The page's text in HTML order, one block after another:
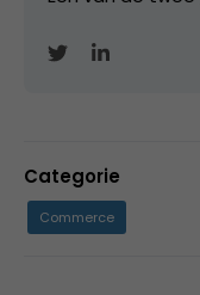
Categorie
Commerce